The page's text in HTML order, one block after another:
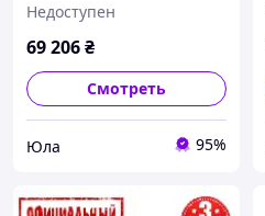
Недоступен
69 206₴
Смотреть
Юла 95%